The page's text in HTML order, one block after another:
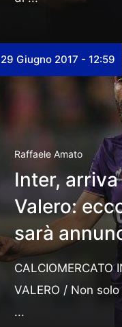
29 Giugno 2017 - 12:59
Raffaele Amato
Inter,
Valero:
sarà
CALCIOMERCATO
VALERO / Non solo
...